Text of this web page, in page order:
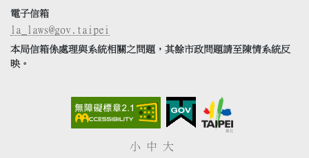
電子信箱
la_laws@gov.taipei
本局信箱係處理與系統相關之問題，其餘市政問題請至陳情系統反
映。
小 中 大